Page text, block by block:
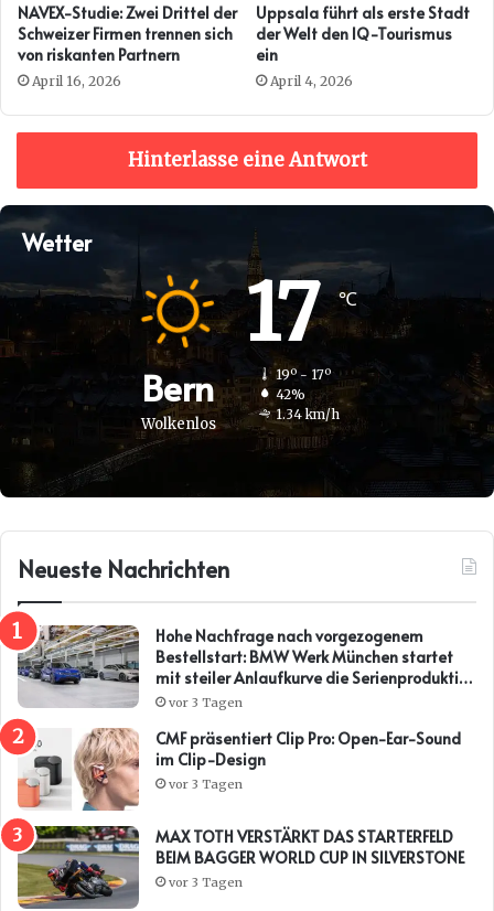
NAVEX-Studie: Zwei Drittel der
Schweizer Firmen trennen sich
von riskanten Partnern
April 16, 2026
Uppsala führt als erste Stadt
der Welt den IQ-Tourismus
ein
April 4, 2026
Hinterlasse eine Antwort
Wetter
Bern
Wolkenlos
17℃
19º - 17º
42%
1.34 km/h
Neueste Nachrichten
Hohe Nachfrage nach vorgezogenem
Bestellstart: BMW Werk München startet
mit steiler Anlaufkurve die Serienproduktion
des BMW i3*
vor 3 Tagen
CMF präsentiert Clip Pro: Open-Ear-Sound
im Clip-Design
vor 3 Tagen
MAX TOTH VERSTÄRKT DAS STARTERFELD
BEIM BAGGER WORLD CUP IN SILVERSTONE
vor 3 Tagen